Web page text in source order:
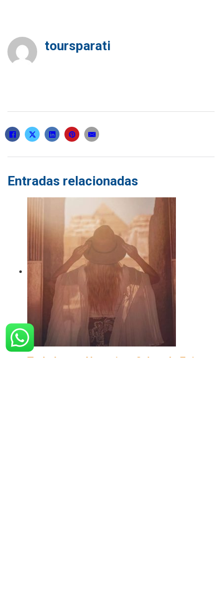
toursparati
Entradas relacionadas
Todo lo que Necesitas Saber de Egipto